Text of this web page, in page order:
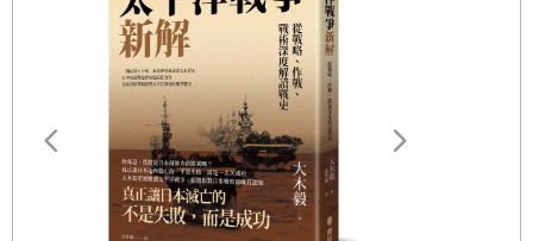
些問題，對於與它們匆匆擦肩而過的我們，始終是一個謎。
但並非所有人都想要一個謎底。隨著中國經濟的發展，這樣
的工地景觀大量繁衍，頻繁出現，與它相遇的人慢慢對此見
怪不怪；再加之，巨大的生存壓力催促著每個人馬不停蹄地
奔波在各自生活的軌道上，無暇旁顧；因此既不會停下來對
他人的生活進行想像與凝視，更談不上對它的意義加以思考